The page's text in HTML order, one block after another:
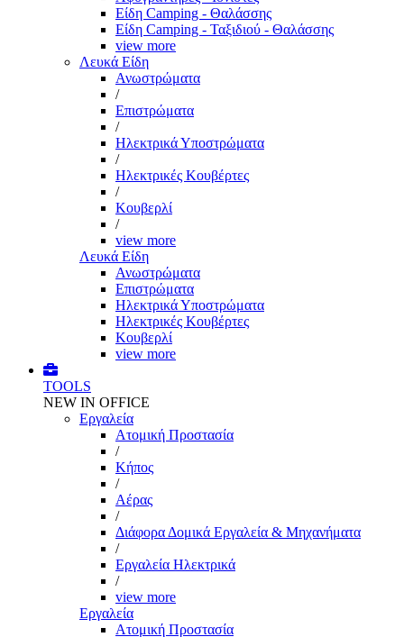
Είδη Camping - Θαλάσσης
Είδη Camping - Ταξιδιού - Θαλάσσης
view more
Λευκά Είδη
Ανωστρώματα
/
Επιστρώματα
/
Ηλεκτρικά Υποστρώματα
/
Ηλεκτρικές Κουβέρτες
/
Κουβερλί
/
view more
Λευκά Είδη
Ανωστρώματα
Επιστρώματα
Ηλεκτρικά Υποστρώματα
Ηλεκτρικές Κουβέρτες
Κουβερλί
view more
TOOLS
NEW IN OFFICE
Εργαλεία
Aτομική Προστασία
/
Kήπος
/
Αέρας
/
Διάφορα Δομικά Εργαλεία & Μηχανήματα
/
Εργαλεία Ηλεκτρικά
/
view more
Εργαλεία
Aτομική Προστασία